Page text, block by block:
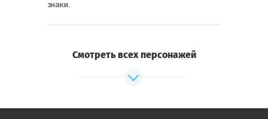
знаки.
Будущий археолог. Много знает.
Смотреть всех персонажей